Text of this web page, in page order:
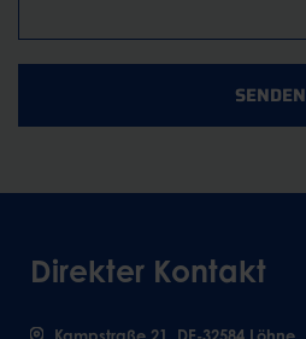
SENDEN
Direkter Kontakt